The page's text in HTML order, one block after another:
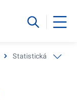
Statistická ročenka